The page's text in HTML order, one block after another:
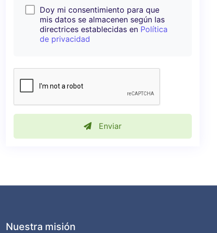
Doy mi consentimiento para que
mis datos se almacenen según las
directrices establecidas en Política
de privacidad
Enviar
Nuestra misión